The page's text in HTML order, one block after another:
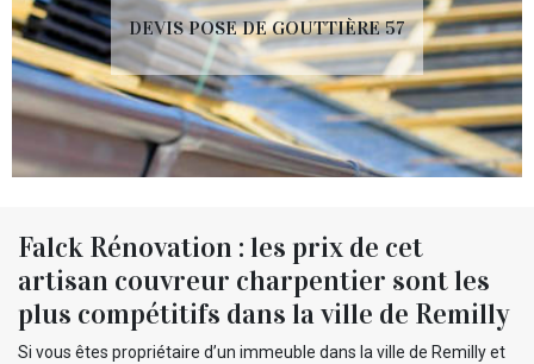
DEVIS POSE DE GOUTTIÈRE 57
Falck Rénovation : les prix de cet
artisan couvreur charpentier sont les
plus compétitifs dans la ville de Remilly
Si vous êtes propriétaire d’un immeuble dans la ville de Remilly et